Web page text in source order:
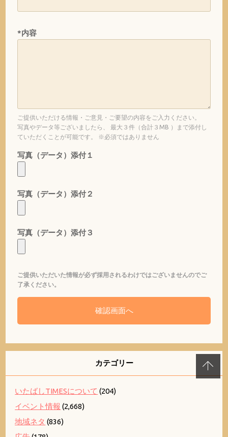
*内容
ご提供いただける情報・ご意見・ご要望の内容をご入力ください。
写真やデータ等ございましたら、 最大３件（合計３MB ）まで添付し
ていただくことが可能です。 ※必須ではありません
写真（データ）添付１
写真（データ）添付２
写真（データ）添付３
ご提供いただいた情報が必ず採用されるわけではございませんのでご
了承ください。
カテゴリー
いたばしTIMESについて (204)
イベント情報 (2,668)
地域ネタ (836)